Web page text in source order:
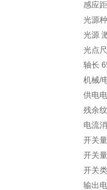
感应
光源
光源
光点
轴长
机械/
供电
残余
电流
开关
开关
开关
输出